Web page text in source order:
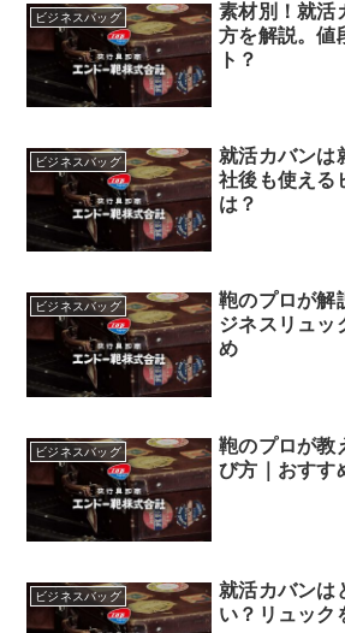
泊数から探す
ビジネスバッグ
素材別！就活
方を解説。値
ト？
ビジネスバッグ
就活カバンは
社後も使える
は？
ビジネスバッグ
鞄のプロが解
ジネスリュッ
め
ビジネスバッグ
鞄のプロが教
び方｜おすす
ビジネスバッグ
就活カバンは
い？リュック